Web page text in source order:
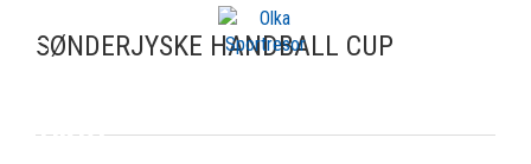
ARKIV
SØNDERJYSKE HANDBALL CUP